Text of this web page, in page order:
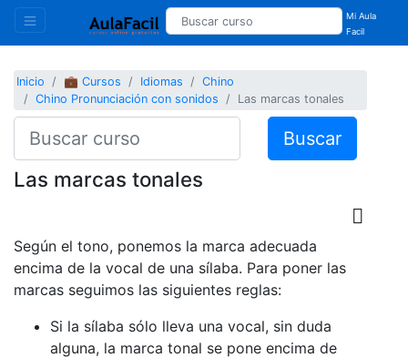
Mi Aula
Facil
Inicio 💼 Cursos Idiomas
Chino
Chino Pronunciación con sonidos
Las marcas tonales
Buscar
Las marcas tonales
Según el tono, ponemos la marca adecuada
encima de la vocal de una sílaba. Para poner las
marcas seguimos las siguientes reglas:
Si la sílaba sólo lleva una vocal, sin duda
alguna, la marca tonal se pone encima de